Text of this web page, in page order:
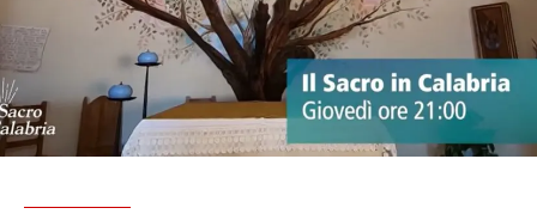
Italia Mondo
Sanità
Sport